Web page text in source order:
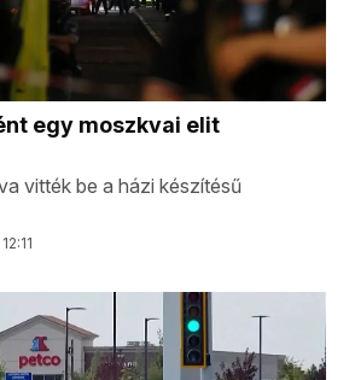
egy moszkvai elit
vitték be a házi készítésű